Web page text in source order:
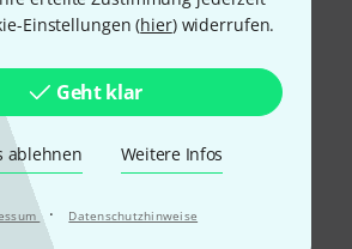
Einstellungen (hier) widerrufen.
Geht klar
ablehnen Weitere Infos
· Datenschutzhinweise
Garantie
Garantie